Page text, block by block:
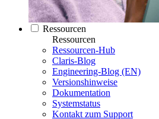
Ressourcen
Ressourcen
Ressourcen-Hub
Claris-Blog
Engineering-Blog (EN)
Versionshinweise
Dokumentation
Systemstatus
Kontakt zum Support